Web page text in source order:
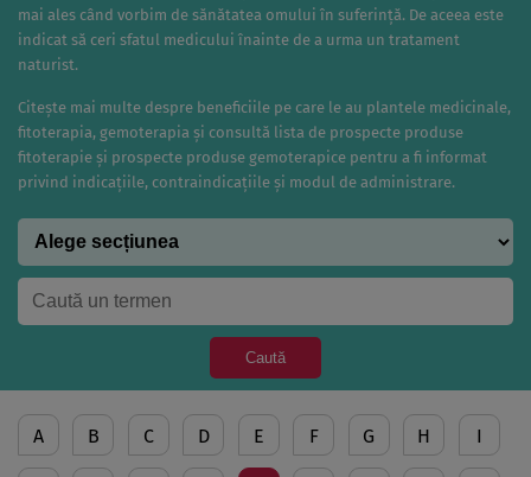
mai ales când vorbim de sănătatea omului în suferință. De aceea este
indicat să ceri sfatul medicului înainte de a urma un tratament
naturist.
Citește mai multe despre beneficiile pe care le au plantele medicinale,
fitoterapia, gemoterapia și consultă lista de prospecte produse
fitoterapie și prospecte produse gemoterapice pentru a fi informat
privind indicațiile, contraindicațiile și modul de administrare.
Caută
A B C D E F G H I